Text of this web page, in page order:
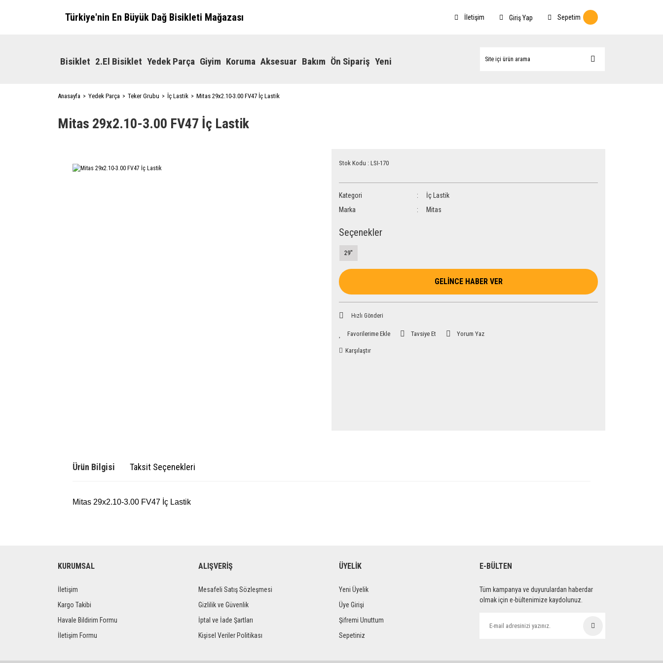
Türkiye'nin En Büyük Dağ Bisikleti Mağazası İletişim Giriş Yap Sepetim
Bisiklet 2.El Bisiklet Yedek Parça Giyim Koruma Aksesuar Bakım Ön Sipariş Yeni
Anasayfa Yedek Parça Teker Grubu İç Lastik Mitas 29x2.10-3.00 FV47 İç Lastik
Mitas 29x2.10-3.00 FV47 İç Lastik
Stok Kodu : LSI-170
Kategori
İç Lastik
Marka
Mitas
Seçenekler
29''
GELİNCE HABER VER
Hızlı Gönderi
Tavsiye Et Yorum Yaz
Karşılaştır
Ürün Bilgisi Taksit Seçenekleri
Mitas 29x2.10-3.00 FV47 İç Lastik
KURUMSAL
İletişim
Kargo Takibi
Havale Bildirim Formu
İletişim Formu
ALIŞVERİŞ
Mesafeli Satış Sözleşmesi
Gizlilik ve Güvenlik
İptal ve İade Şartları
Kişisel Veriler Politikası
ÜYELİK
Yeni Üyelik
Üye Girişi
Şifremi Unuttum
Sepetiniz
E-BÜLTEN
Tüm kampanya ve duyurulardan haberdar
olmak için e-bültenimize kaydolunuz.